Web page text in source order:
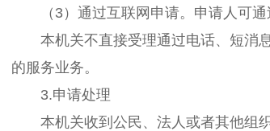
（ 3）通过互联网申请。申请人可
本机关不直接受理通过电话、短消息
的服务业务。
3.申请处理
本机关收到公民、法人或者其他组织